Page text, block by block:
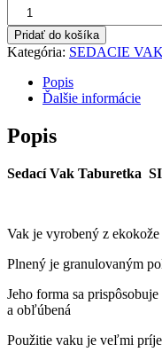
Sedací
Vak
Taburetka
SIVÁ
Pridať do košíka
Kategória: SEDACIE
Popis
Ďalšie informácie
Popis
Sedací Vak Taburetka
Vak je vyrobený z ekokože
Plnený je granulovaným
Jeho forma sa
a obľúbená
Použitie vaku je veľmi